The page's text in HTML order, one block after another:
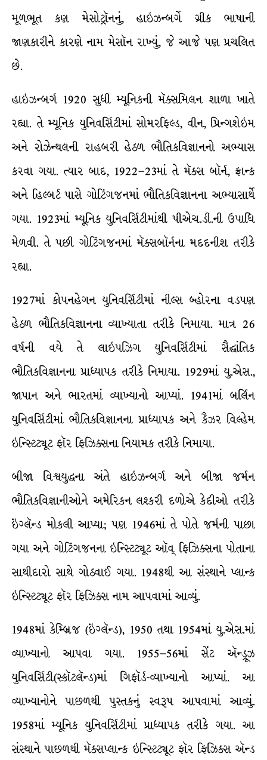
મૂળભૂત કણ મેસોટ્રૉનનું, હાઇઝન્બર્ગે ગ્રીક ભાષાની
જાણકારીને કારણે નામ મેસૉન રાખ્યું, જે આજે પણ પ્રચલિત
છે.
હાઇઝન્બર્ગ 1920 સુધી મ્યૂનિકની મૅક્સમિલન શાળા ખાતે
રહ્યા. તે મ્યૂનિક યુનિવર્સિટીમાં સોમરફિલ્ડ, વીન, પ્રિન્ગશેઇમ
અને રોઝેન્થલની રાહબરી હેઠળ ભૌતિકવિજ્ઞાનનો અભ્યાસ
કરવા ગયા. ત્યાર બાદ, 1922–23માં તે મૅક્સ બૉર્ન, ફ્રાન્ક
અને હિલ્બર્ટ પાસે ગોટિંગજનમાં ભૌતિકવિજ્ઞાનના અભ્યાસાર્થે
ગયા. 1923માં મ્યૂનિક યુનિવર્સિટીમાંથી પીએચ.ડી.ની ઉપાધિ
મેળવી. તે પછી ગોટિંગજનમાં મૅક્સબૉર્નના મદદનીશ તરીકે
રહ્યા.
1927માં કોપનહેગન યુનિવર્સિટીમાં નીલ્સ બ્હોરના વડપણ
હેઠળ ભૌતિકવિજ્ઞાનના વ્યાખ્યાતા તરીકે નિમાયા. માત્ર 26
વર્ષની વયે તે લાઇપઝિગ યુનિવર્સિટીમાં સૈદ્ધાંતિક
ભૌતિકવિજ્ઞાનના પ્રાધ્યાપક તરીકે નિમાયા. 1929માં યુ.એસ.,
જાપાન અને ભારતમાં વ્યાખ્યાનો આપ્યાં. 1941માં બર્લિન
યુનિવર્સિટીમાં ભૌતિકવિજ્ઞાનના પ્રાધ્યાપક અને કૈઝર વિલ્હેમ
ઇન્સ્ટિટ્યૂટ ફૉર ફિઝિક્સના નિયામક તરીકે નિમાયા.
બીજા વિશ્વયુદ્ધના અંતે હાઇઝન્બર્ગ અને બીજા જર્મન
ભૌતિકવિજ્ઞાનીઓને અમેરિકન લશ્કરી દળોએ કેદીઓ તરીકે
ઇંગ્લૅન્ડ મોકલી આપ્યા; પણ 1946માં તે પોતે જર્મની પાછા
ગયા અને ગોટિંગજનના ઇન્સ્ટિટ્યૂટ ઑવ્ ફિઝિક્સના પોતાના
સાથીદારો સાથે ગોઠવાઈ ગયા. 1948થી આ સંસ્થાને પ્લાન્ક
ઇન્સ્ટિટ્યૂટ ફૉર ફિઝિક્સ નામ આપવામાં આવ્યું.
1948માં કેમ્બ્રિજ (ઇંગ્લૅન્ડ), 1950 તથા 1954માં યુ.એસ.માં
વ્યાખ્યાનો આપવા ગયા. 1955–56માં સેંટ ઍન્ડ્રૂઝ
યુનિવર્સિટી(સ્કૉટલૅન્ડ)માં ગિફૉર્ડ-વ્યાખ્યાનો આપ્યાં. આ
વ્યાખ્યાનોને પાછળથી પુસ્તકનું સ્વરૂપ આપવામાં આવ્યું.
1958માં મ્યૂનિક યુનિવર્સિટીમાં પ્રાધ્યાપક તરીકે ગયા. આ
સંસ્થાને પાછળથી મૅક્સપ્લાન્ક ઇન્સ્ટિટ્યૂટ ફૉર ફિઝિક્સ ઍન્ડ